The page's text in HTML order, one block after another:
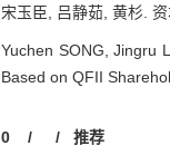
宋玉臣, 吕静茹, 黄杉.
Yuchen SONG, Jingru
Based on QFII
0 / / 推荐